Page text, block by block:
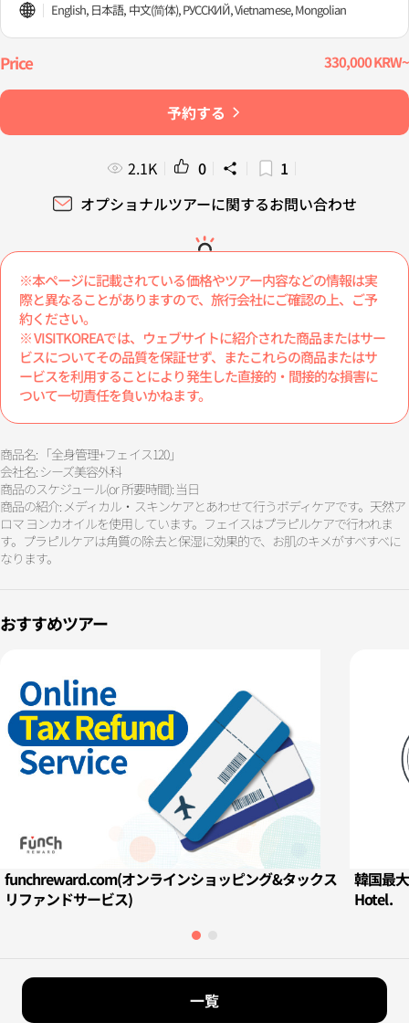
330,000 KRW~
English, 日本語, 中文(简体), PУССКИЙ, Vietnamese, Mongolian
予約する
2.1K 0
1
オプショナルツアーに関するお問い合わせ
※本ページに記載されている価格やツアー内容などの情報は実
際と異なることがありますので、旅行会社にご確認の上、ご予
約ください。
※ VISITKOREAでは、ウェブサイトに紹介された商品またはサー
ビスについてその品質を保証せず、またこれらの商品またはサ
ービスを利用することにより発生した直接的・間接的な損害に
ついて一切責任を負いかねます。
商品名: 「全身管理+フェイス120」
会社名: シーズ美容外科
商品のスケジュール(or 所要時間): 当日
商品の紹介: メディカル・スキンケアとあわせて行うボディケアです。天然ア
ロマ ヨンカオイルを使用しています。フェイスはプラピルケアで行われま
す。プラピルケアは角質の除去と保湿に効果的で、お肌のキメがすべすべに
なります。
おすすめツアー
funchreward.com(オンラインショッピング&タックス
リファンドサービス)
韓国最
Hotel.
一覧